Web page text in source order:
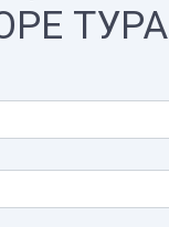
ТУРА